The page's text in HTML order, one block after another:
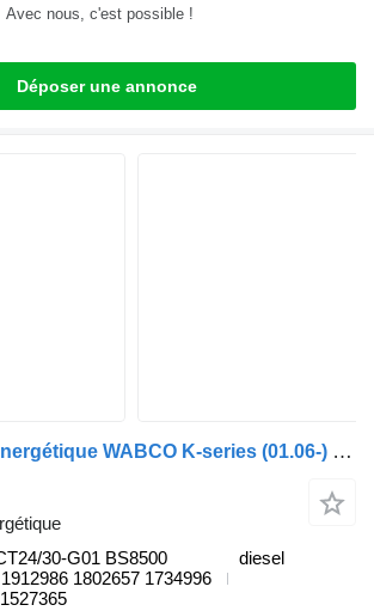
Avec nous, c'est possible !
Déposer une annonce
Accumulateur énergétique WABCO K-series (01.06-) 9254813130 pour Scania K,N,F-series bus (2006-)
30-G01 BS8500
1802657 1734996
diesel